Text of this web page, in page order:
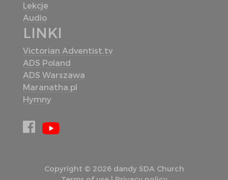
Lekcje
Audio
LINKI
Victorian Adventist.tv
ADS Poland
ADS Warszawa
Maranatha.pl
Hymny
Copyright © 2026 dandy SDA Church